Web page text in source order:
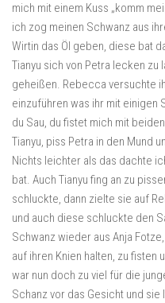
mich mit einem Kuss „komm
ich zog meinen Schwanz aus
Wirtin das Öl geben, diese bat
Tianyu sich von Petra lecken
geheißen. Rebecca versuchte
einzuführen was ihr mit einigen
du Sau, du fistet mich mit
Tianyu, piss Petra in den Mund
Nichts leichter als das dachte
bat. Auch Tianyu fing an zu
schluckte, dann zielte sie auf
und auch diese schluckte den
Schwanz wieder aus Anja
auf ihren Knien halten, zu
war nun doch zu viel für die
Schanz vor das Gesicht und